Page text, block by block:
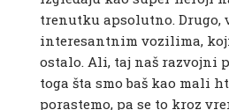
trenutku apsolutno. Drugo,
interesantnim vozilima,
ostalo. Ali, taj naš razvojni
toga šta smo baš kao mali
porastemo, pa se to kroz